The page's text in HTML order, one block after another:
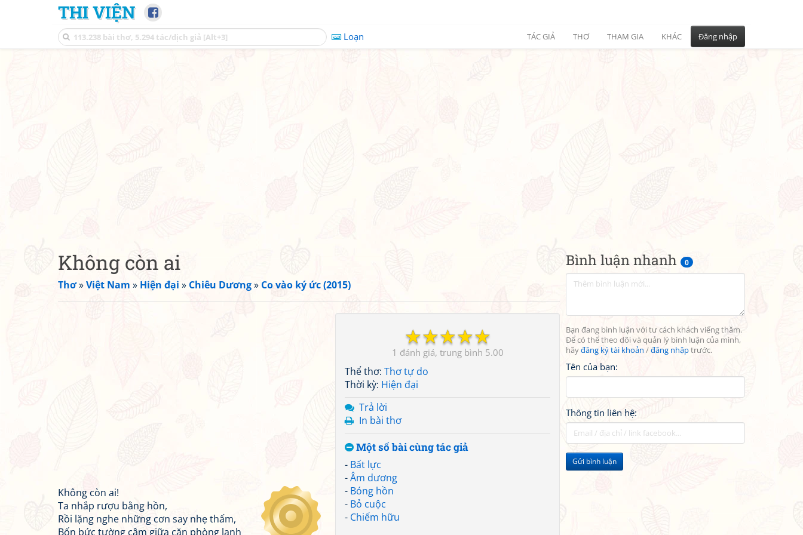
THI VIỆN
Loạn TÁC GIẢ THƠ THAM GIA KHÁC Đăng nhập
Bình luận nhanh 0
Bạn đang bình luận với tư cách khách viếng thăm.
Để có thể theo dõi và quản lý bình luận của mình,
hãyđăng ký tài khoản /đăng nhậptrước.
Tên của bạn:
Thông tin liên hệ:
Gửi bình luận
Không còn ai
Thơ»Việt Nam » Hiện đại » Chiêu Dương» Co vào ký ức (2015)
☆
☆
☆
☆
☆
1 5.00
Thể thơ: Thơ tự do
Thời kỳ: Hiện đại
Trả lời
In bài thơ
Một số bài cùng tác giả
- Bất lực
-Âm dương
- Bóng hồn
- Bỏ cuộc
- Chiếm hữu
Không còn ai!
Ta nhắp rượu bằng hồn,
Rồi lặng nghe những cơn say nhẹ thấm,
Bốn bức tường câm giữa căn phòng lạnh